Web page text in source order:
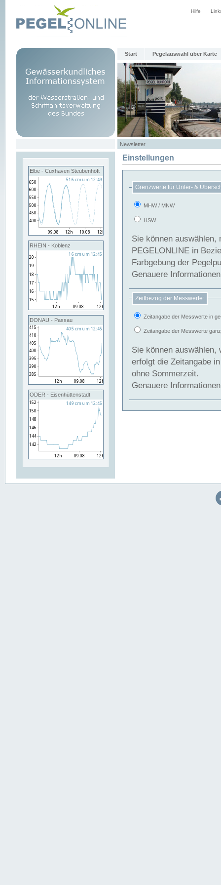
Hilfe
Start Pegelauswahl über Karte
Newsletter
Elbe - Cuxhaven Steubenhöft
RHEIN - Koblenz
DONAU - Passau
ODER - Eisenhüttenstadt
Einstellungen
Grenzwerte für Unter- &
MHW / MNW
HSW
Sie können
PEGELONLINE in Beziehung
Farbgebung der
Genauere
Zeitbezug der Messwerte:
Zeitangabe der Messwerte in
Zeitangabe der Messwerte
Sie können auswählen,
erfolgt die Zeitangabe
ohne Sommerzeit.
Genauere